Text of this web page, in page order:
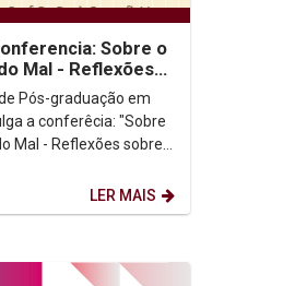
Sobre o
Mal - Reflexões
Pós-graduação em
a conferêcia: "Sobre
Mal - Reflexões sobre
LER MAIS